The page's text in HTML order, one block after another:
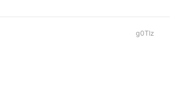
g0Tlz